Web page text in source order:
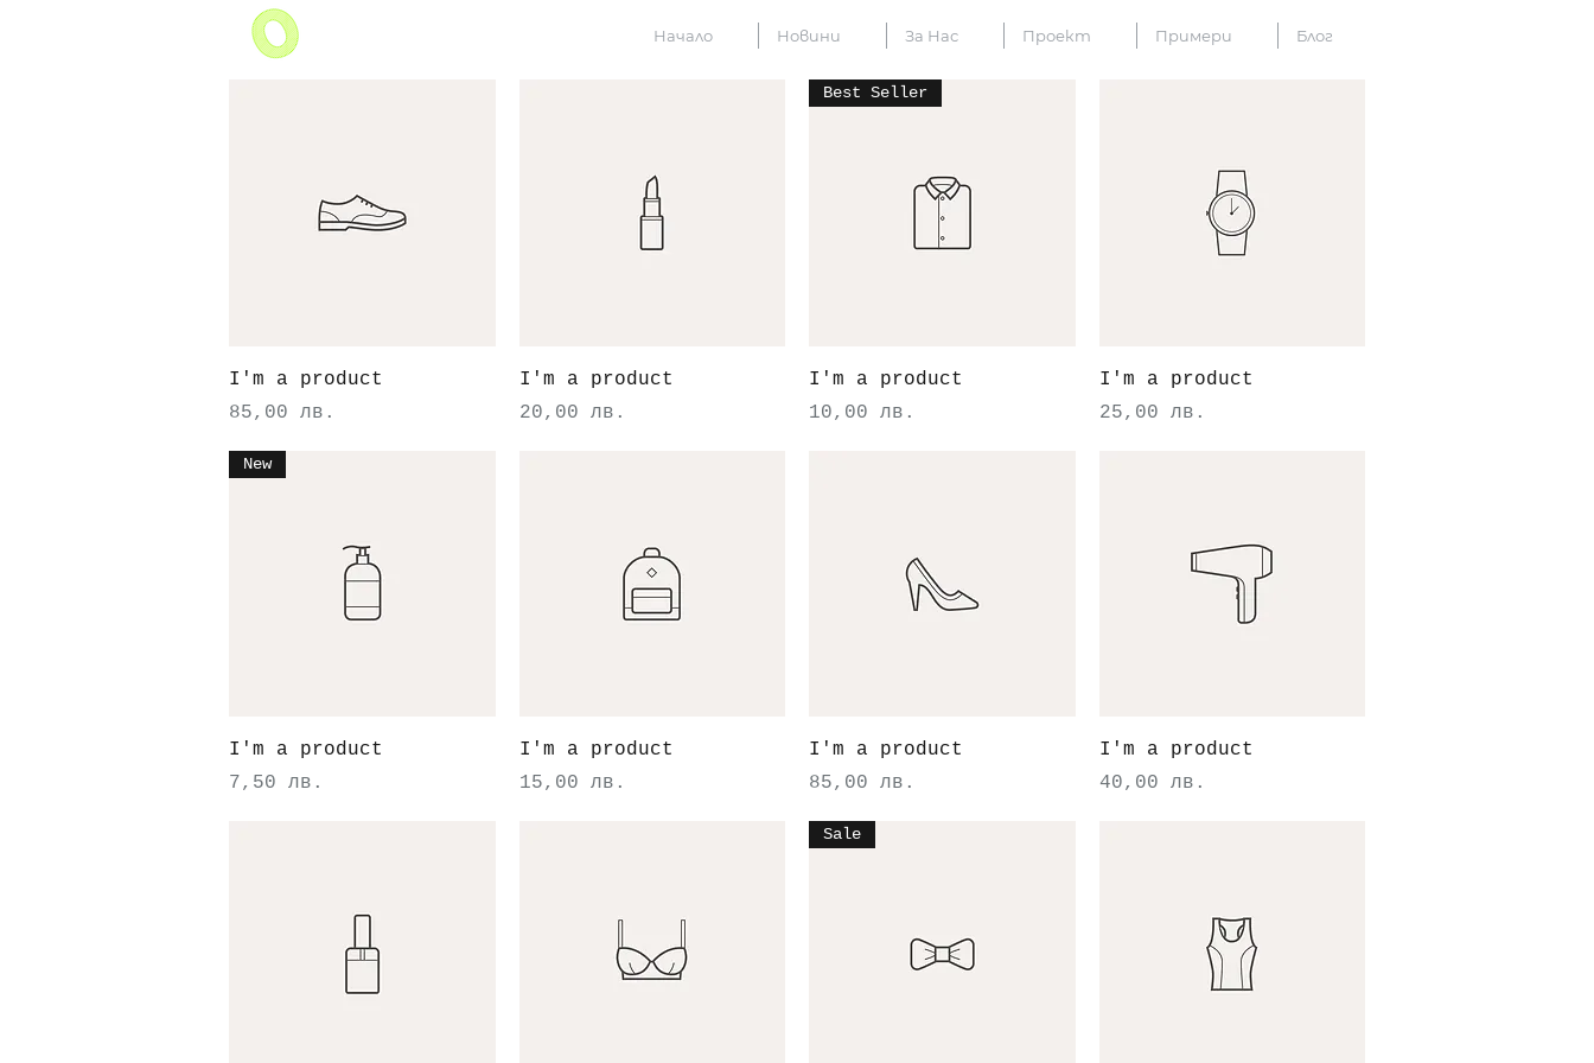
Начало Новини За Нас Проект Примери Блог
Бърз преглед
I'm a product
Цена
85,00 лв.
Бърз преглед
I'm a product
Цена
20,00 лв.
Бърз преглед
Best Seller
I'm a product
Цена
10,00 лв.
Бърз преглед
I'm a product
Цена
25,00 лв.
Бърз преглед
New
I'm a product
Цена
7,50 лв.
Бърз преглед
I'm a product
Цена
15,00 лв.
Бърз преглед
I'm a product
Цена
85,00 лв.
Бърз преглед
I'm a product
Цена
40,00 лв.
Sale